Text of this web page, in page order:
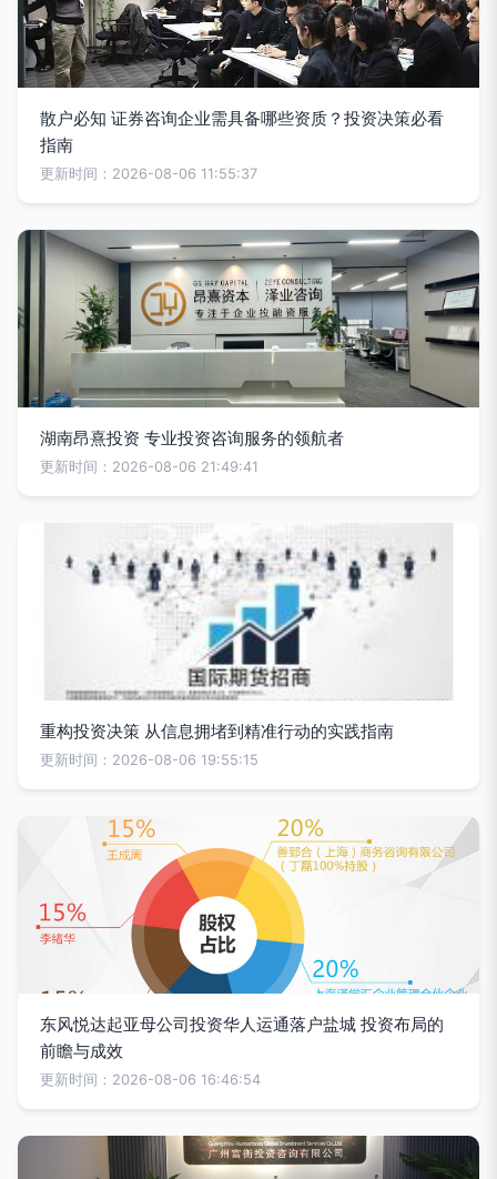
散户必知 证券咨询企业需具备哪些资质？投资决策必看
指南
更新时间：2026-08-06 11:55:37
湖南昂熹投资 专业投资咨询服务的领航者
更新时间：2026-08-06 21:49:41
重构投资决策 从信息拥堵到精准行动的实践指南
更新时间：2026-08-06 19:55:15
东风悦达起亚母公司投资华人运通落户盐城 投资布局的
前瞻与成效
更新时间：2026-08-06 16:46:54